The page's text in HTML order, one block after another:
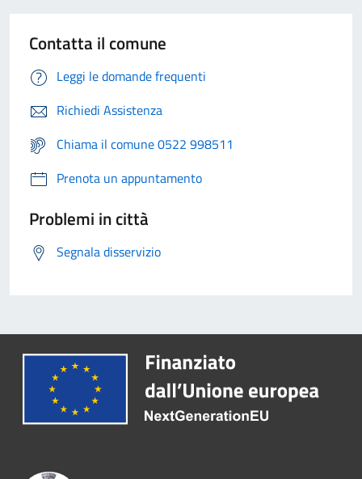
Contatta il comune
Leggi le domande frequenti
Richiedi Assistenza
Chiama il comune 0522 998511
Prenota un appuntamento
Problemi in città
Segnala disservizio